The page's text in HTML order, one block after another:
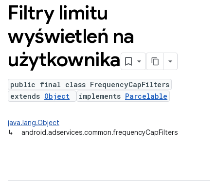
Filtry limitu
wyświetleń na
użytkownika
public final class FrequencyCapFilters
extends Object implements Parcelable
java.lang.Object
↳
android.adservices.common.frequencyCapFilters